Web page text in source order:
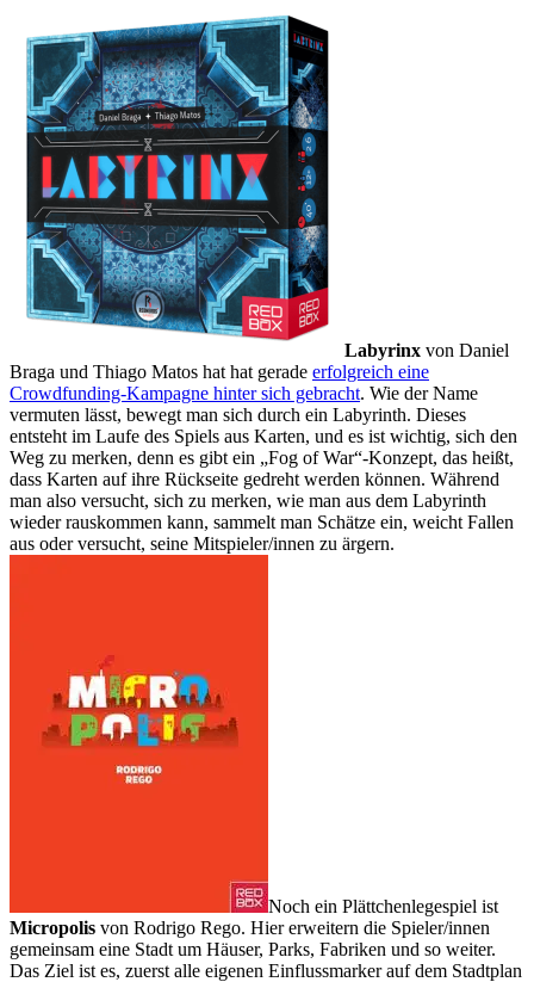
Labyrinx von Daniel
Braga und Thiago Matos hat hat gerade erfolgreich eine
Crowdfunding-Kampagne hinter sich gebracht. Wie der Name
vermuten lässt, bewegt man sich durch ein Labyrinth. Dieses
entsteht im Laufe des Spiels aus Karten, und es ist wichtig, sich den
Weg zu merken, denn es gibt ein „Fog of War“-Konzept, das heißt,
dass Karten auf ihre Rückseite gedreht werden können. Während
man also versucht, sich zu merken, wie man aus dem Labyrinth
wieder rauskommen kann, sammelt man Schätze ein, weicht Fallen
aus oder versucht, seine Mitspieler/innen zu ärgern.
Noch ein Plättchenlegespiel ist
Micropolis von Rodrigo Rego. Hier erweitern die Spieler/innen
gemeinsam eine Stadt um Häuser, Parks, Fabriken und so weiter.
Das Ziel ist es, zuerst alle eigenen Einflussmarker auf dem Stadtplan